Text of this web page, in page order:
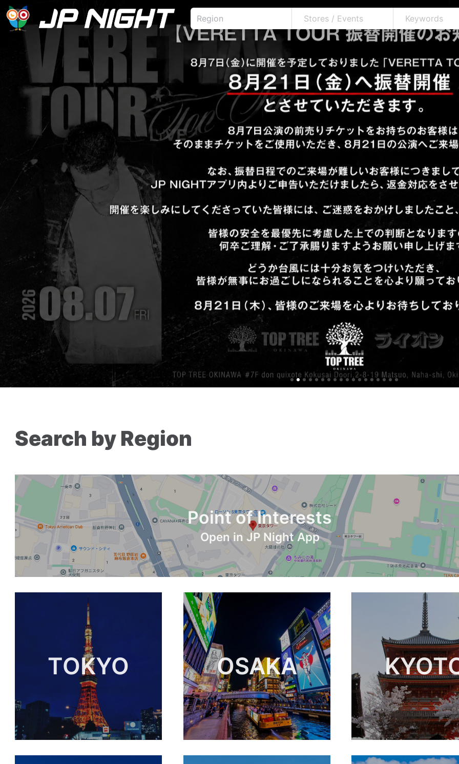
Region Stores / Events
Search by Region
Point of Interests
Open in JP Night App
TOKYO OSAKA